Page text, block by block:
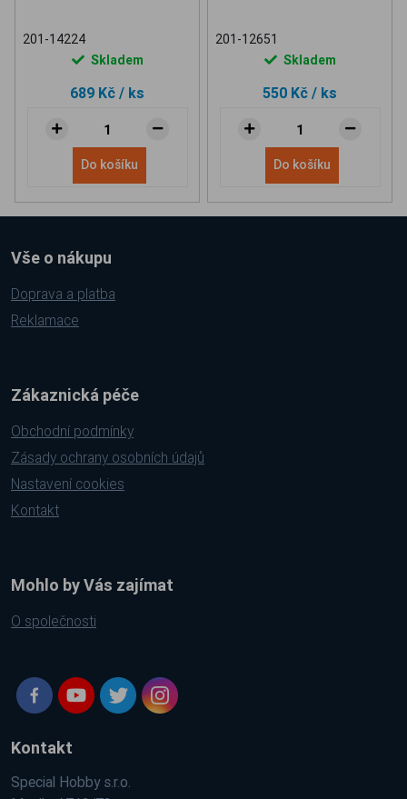
201-14224
Skladem
689 Kč / ks
Do košíku
201-12651
Skladem
550 Kč / ks
Do košíku
Vše o nákupu
Doprava a platba
Reklamace
Zákaznická péče
Obchodní podmínky
Zásady ochrany osobních údajů
Nastavení cookies
Kontakt
Mohlo by Vás zajímat
O společnosti
Kontakt
Special Hobby s.r.o.